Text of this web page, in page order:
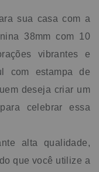
10 Metros
sua casa com a
38mm com 10
vibrantes e
com estampa de
deseja criar um
celebrar essa
alta qualidade,
que você utilize a